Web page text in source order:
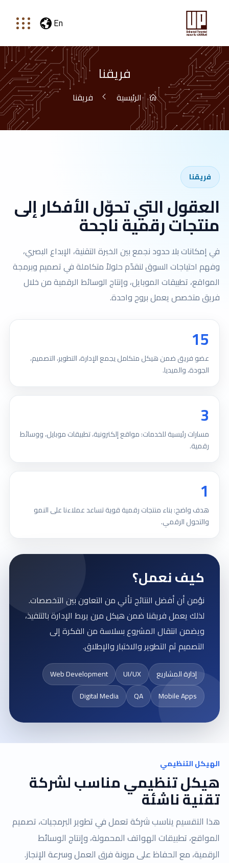
En
فريقنا
الرئيسية فريقنا
فريقنا
العقول التي تحوّل الأفكار إلى
منتجات رقمية ناجحة
في إمكانات بلا حدود نجمع بين الخبرة التقنية، الإبداع البصري،
وفهم احتياجات السوق لنقدّم حلولاً متكاملة في تصميم وبرمجة
المواقع، تطبيقات الموبايل، وإنتاج الوسائط الرقمية من خلال
فريق متخصص يعمل بروح واحدة.
15
عضو فريق ضمن هيكل متكامل يجمع الإدارة، التطوير، التصميم،
الجودة، والميديا.
3
مسارات رئيسية للخدمات: مواقع إلكترونية، تطبيقات موبايل، ووسائط
رقمية.
1
هدف واضح: بناء منتجات رقمية قوية تساعد عملاءنا على النمو
والتحول الرقمي.
كيف نعمل؟
نؤمن أن أفضل النتائج تأتي من التعاون بين التخصصات.
لذلك يعمل فريقنا ضمن هيكل مرن يربط الإدارة بالتنفيذ،
ويضمن انتقال المشروع بسلاسة من الفكرة إلى
التصميم ثم التطوير والاختبار والإطلاق.
إدارة المشاريع UI/UX
Web Development
Mobile Apps
QA
Digital Media
الهيكل التنظيمي
هيكل تنظيمي مناسب لشركة
تقنية ناشئة
هذا التقسيم يناسب شركة تعمل في تطوير البرمجيات، تصميم
المواقع، تطبيقات الهواتف المحمولة، وإنتاج الوسائط
الرقمية، مع الحفاظ على مرونة فرق العمل وسرعة الإنجاز.